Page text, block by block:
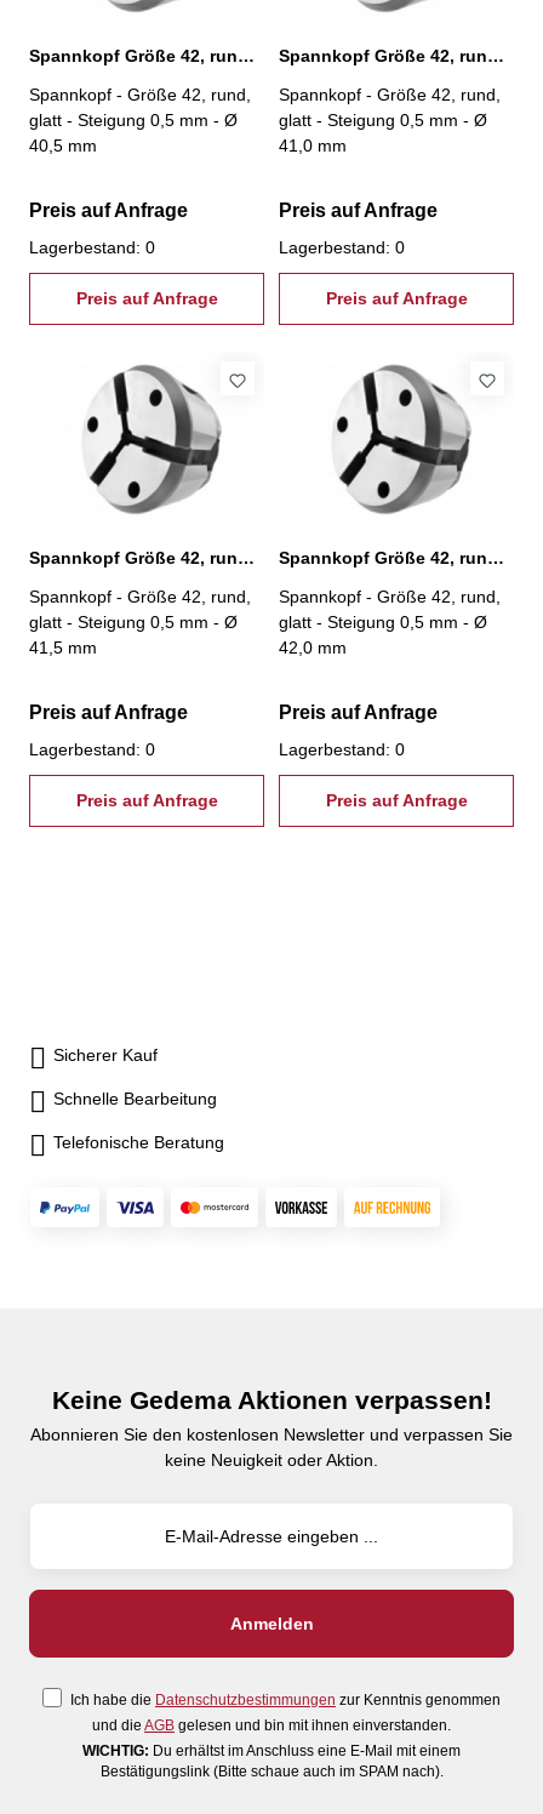
Spannkopf Größe 42, rund, glatt, Ø 40,5 mm
Spannkopf - Größe 42, rund,
glatt - Steigung 0,5 mm - Ø
40,5 mm
Preis auf Anfrage
Lagerbestand: 0
Preis auf Anfrage
Spannkopf Größe 42, rund, glatt, Ø 41,0 mm
Spannkopf - Größe 42, rund,
glatt - Steigung 0,5 mm - Ø
41,0 mm
Preis auf Anfrage
Lagerbestand: 0
Preis auf Anfrage
Spannkopf Größe 42, rund, glatt, Ø 41,5 mm
Spannkopf - Größe 42, rund,
glatt - Steigung 0,5 mm - Ø
41,5 mm
Preis auf Anfrage
Lagerbestand: 0
Preis auf Anfrage
Spannkopf Größe 42, rund, glatt, Ø 42,0 mm
Spannkopf - Größe 42, rund,
glatt - Steigung 0,5 mm - Ø
42,0 mm
Preis auf Anfrage
Lagerbestand: 0
Preis auf Anfrage
Sicherer Kauf
Schnelle Bearbeitung
Telefonische Beratung
Keine Gedema Aktionen verpassen!
Abonnieren Sie den kostenlosen Newsletter und verpassen Sie
keine Neuigkeit oder Aktion.
Ich habe die Datenschutzbestimmungen zur Kenntnis genommen
und die AGB gelesen und bin mit ihnen einverstanden.
WICHTIG: Du erhältst im Anschluss eine E-Mail mit einem
Bestätigungslink (Bitte schaue auch im SPAM nach).